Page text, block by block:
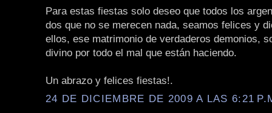
Para estas fiestas solo deseo que todos los
dos que no se merecen nada, seamos felices y
ellos, ese matrimonio de verdaderos demonios,
divino por todo el mal que están haciendo.
Un abrazo y felices fiestas!.
24 DE DICIEMBRE DE 2009 A LAS 6:21